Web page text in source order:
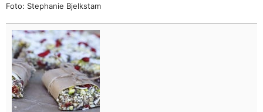
Foto: Stephanie Bjelkstam